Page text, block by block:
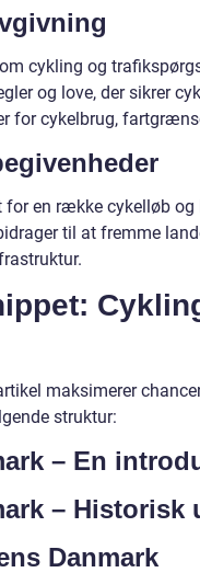
cykling og
og love, der sikrer
for cykelbrug,
en række cykelløb
til at fremme
maksimerer
struktur:
– En
– Historisk
Danmark